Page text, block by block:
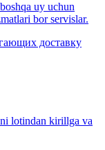
uy uchun
bor servislar.
доставку
lotindan kirillga va